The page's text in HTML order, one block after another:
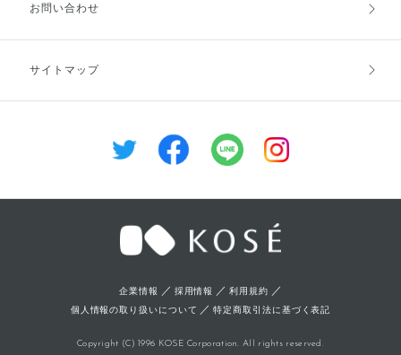
お支払方法
キャンセル・返品・交換
お問い合わせ
サイトマップ
企業情報 ／ 採用情報 ／利用規約 ／
個人情報の取り扱いについて ／特定商取引法に基づく表記
Copyright (C) 1996 KOSE Corporation. All rights reserved.